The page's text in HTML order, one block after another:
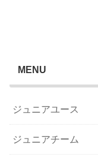
MENU
ジュニアユース
ジュニアチーム